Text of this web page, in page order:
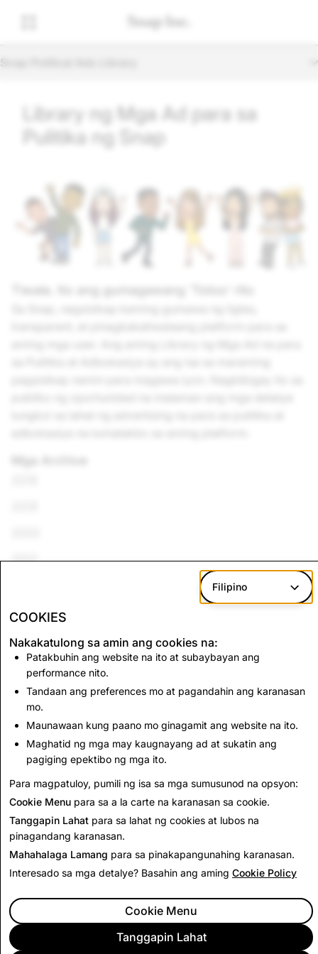
Snap Political Ads Library
Library ng Mga Ad para sa
Pulitika ng Snap
2021
2023
2024
2025
2026
Para sa mga viewer na gumagamit sa in-app na web
browser ng Snapchat, buksan ang mga link sa isang
external na browser para sa pinakamagandang
karanasan.
Filipino
COOKIES
Nakakatulong sa amin ang cookies na:
Patakbuhin ang website na ito at subaybayan ang
performance nito.
Tandaan ang preferences mo at pagandahin ang karanasan
mo.
Maunawaan kung paano mo ginagamit ang website na ito.
Maghatid ng mga may kaugnayang ad at sukatin ang
pagiging epektibo ng mga ito.
Para magpatuloy, pumili ng isa sa mga sumusunod na opsyon:
Cookie Menu para sa a la carte na karanasan sa cookie.
Tanggapin Lahat para sa lahat ng cookies at lubos na
pinagandang karanasan.
Mahahalaga Lamang para sa pinakapangunahing karanasan.
Interesado sa mga detalye? Basahin ang aming Cookie Policy
Tanggapin Lahat
Cookie Menu